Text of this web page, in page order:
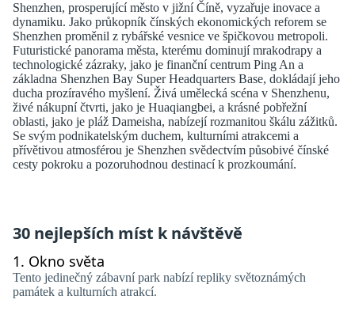
Shenzhen, prosperující město v jižní Číně, vyzařuje inovace a
dynamiku. Jako průkopník čínských ekonomických reforem se
Shenzhen proměnil z rybářské vesnice ve špičkovou metropoli.
Futuristické panorama města, kterému dominují mrakodrapy a
technologické zázraky, jako je finanční centrum Ping An a
základna Shenzhen Bay Super Headquarters Base, dokládají jeho
ducha prozíravého myšlení. Živá umělecká scéna v Shenzhenu,
živé nákupní čtvrti, jako je Huaqiangbei, a krásné pobřežní
oblasti, jako je pláž Dameisha, nabízejí rozmanitou škálu zážitků.
Se svým podnikatelským duchem, kulturními atrakcemi a
přívětivou atmosférou je Shenzhen svědectvím působivé čínské
cesty pokroku a pozoruhodnou destinací k prozkoumání.
30 nejlepších míst k návštěvě
1. Okno světa
Tento jedinečný zábavní park nabízí repliky světoznámých
památek a kulturních atrakcí.